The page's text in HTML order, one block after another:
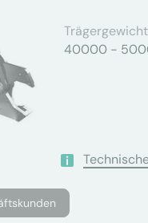
Trägergewicht
40000 -